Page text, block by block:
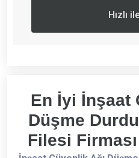
Hızlı
En İyi İnşaat
Düşme
Filesi